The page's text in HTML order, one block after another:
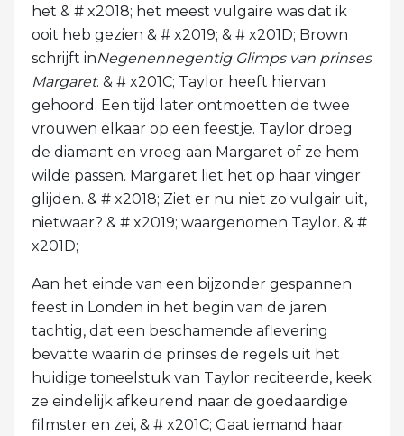
het & # x2018; het meest vulgaire was dat ik
ooit heb gezien & # x2019; & # x201D; Brown
schrijft inNegenennegentig Glimps van prinses
Margaret. & # x201C; Taylor heeft hiervan
gehoord. Een tijd later ontmoetten de twee
vrouwen elkaar op een feestje. Taylor droeg
de diamant en vroeg aan Margaret of ze hem
wilde passen. Margaret liet het op haar vinger
glijden. & # x2018; Ziet er nu niet zo vulgair uit,
nietwaar? & # x2019; waargenomen Taylor. & #
x201D;
Aan het einde van een bijzonder gespannen
feest in Londen in het begin van de jaren
tachtig, dat een beschamende aflevering
bevatte waarin de prinses de regels uit het
huidige toneelstuk van Taylor reciteerde, keek
ze eindelijk afkeurend naar de goedaardige
filmster en zei, & # x201C; Gaat iemand haar